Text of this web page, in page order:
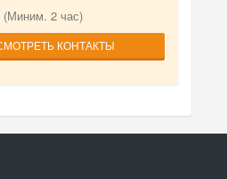
(Миним. 2 час)
КОНТАКТЫ